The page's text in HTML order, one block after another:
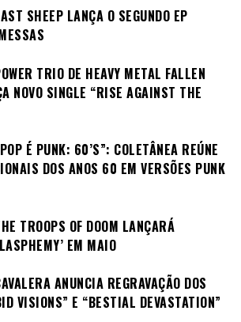
SHEEP LANÇA O SEGUNDO EP
TRIO DE HEAVY METAL FALLEN
NOVO SINGLE “RISE AGAINST THE
É PUNK: 60’S”: COLETÂNEA REÚNE
DOS ANOS 60 EM VERSÕES PUNK
TROOPS OF DOOM LANÇARÁ
EM MAIO
ANUNCIA REGRAVAÇÃO DOS
VISIONS” E “BESTIAL DEVASTATION”